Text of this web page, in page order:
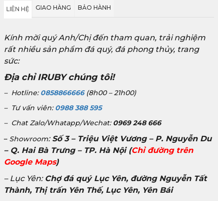
LIÊN HỆ GIAO HÀNG BẢO HÀNH
Kính mời quý Anh/Chị đến tham quan, trải nghiệm
rất nhiều sản phẩm đá quý, đá phong thủy, trang
sức:
Địa chỉ IRUBY chúng tôi!
– Hotline: 0858866666(8h00 – 21h00)
– Tư vấn viên: 0988 388 595
– Chat Zalo/Whatapp/Wechat: 0969 248 666
– Showroom: Số 3 – Triệu Việt Vương – P. Nguyễn Du
– Q. Hai Bà Trưng – TP. Hà Nội(Chỉ đường trên
Google Maps)
– Lục Yên: Chợ đá quý Lục Yên, đường Nguyễn Tất
Thành, Thị trấn Yên Thế, Lục Yên, Yên Bái